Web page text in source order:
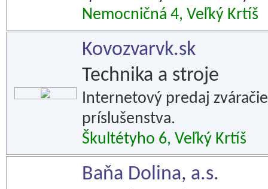
Nemocničná 4, Veľký Krtíš
Kovozvarvk.sk
Technika a stroje
Internetový predaj
príslušenstva.
Škultétyho 6, Veľký Krtíš
Baňa Dolina, a.s.